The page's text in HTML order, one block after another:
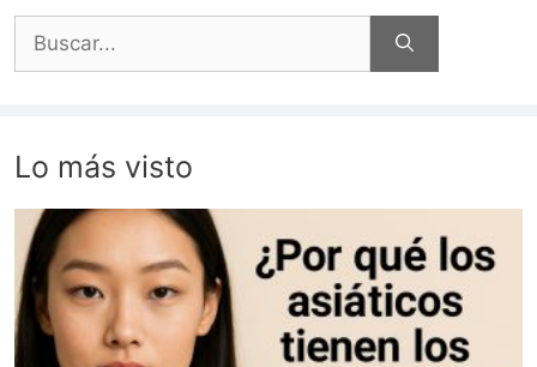
Lo más visto